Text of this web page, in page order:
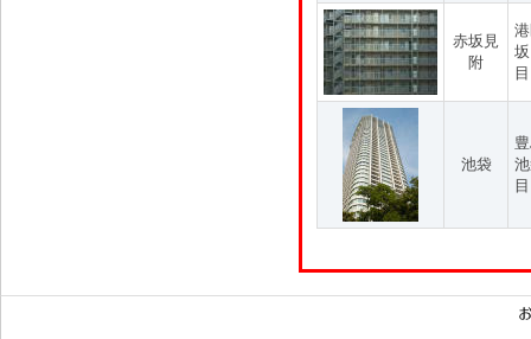
赤坂見
附
目
池袋
目